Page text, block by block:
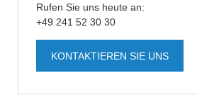
Rufen Sie uns heute an:
+49 241 52 30 30
KONTAKTIEREN SIE UNS